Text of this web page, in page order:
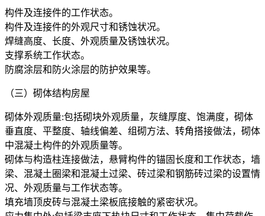
构件及连接件的工作状态。
构件及连接件的外观尺寸和锈蚀状况。
焊缝高度、长度、外观质量及锈蚀状况。
支撑系统工作状态。
防腐涂层和防火涂层的防护效果等。
（三）砌体结构房屋
砌体外观质量:包括砌块外观质量，灰缝厚度、饱满度，砌体
垂直度、平整度、轴线偏差、组砌方法、转角搭接做法，砌体
中混凝土构件的外观质量等。
砌体与构造柱连接做法，悬臂构件的锚固长度和工作状态，墙
梁、混凝土圈梁和混凝土过梁、砖过梁和钢筋砖过梁的设置情
况、外观质量与工作状态等。
填充墙顶皮砖与混凝土梁板底接触的紧密状况。